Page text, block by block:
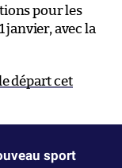
pour les
janvier, avec la
départ cet
sport